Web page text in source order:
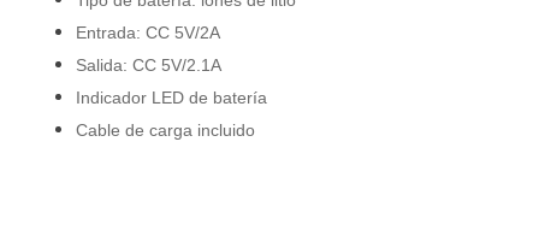
Entrada: CC 5V/2A
Salida: CC 5V/2.1A
Indicador LED de batería
Cable de carga incluido